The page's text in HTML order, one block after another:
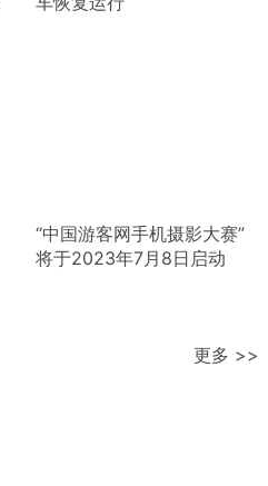
“中国游客网手机摄影大赛”
将于2023年7月8日启动
更多 >>